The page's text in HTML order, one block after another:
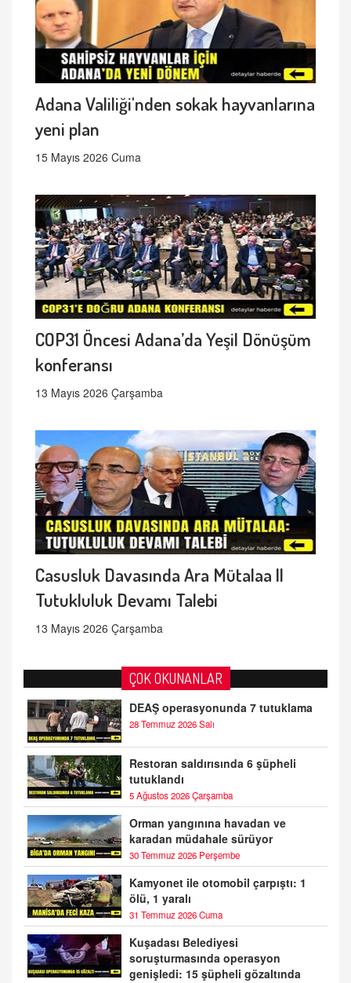
Adana Valiliği'nden sokak hayvanlarına
yeni plan
15 Mayıs 2026 Cuma
COP31 Öncesi Adana’da Yeşil Dönüşüm
konferansı
13 Mayıs 2026 Çarşamba
Casusluk Davasında Ara Mütalaa ||
Tutukluluk Devamı Talebi
13 Mayıs 2026 Çarşamba
ÇOK OKUNANLAR
DEAŞ operasyonunda 7 tutuklama
28 Temmuz 2026 Salı
Restoran saldırısında 6 şüpheli
tutuklandı
5 Ağustos 2026 Çarşamba
Orman yangınına havadan ve
karadan müdahale sürüyor
30 Temmuz 2026 Perşembe
Kamyonet ile otomobil çarpıştı: 1
ölü, 1 yaralı
31 Temmuz 2026 Cuma
Kuşadası Belediyesi
soruşturmasında operasyon
genişledi: 15 şüpheli gözaltında